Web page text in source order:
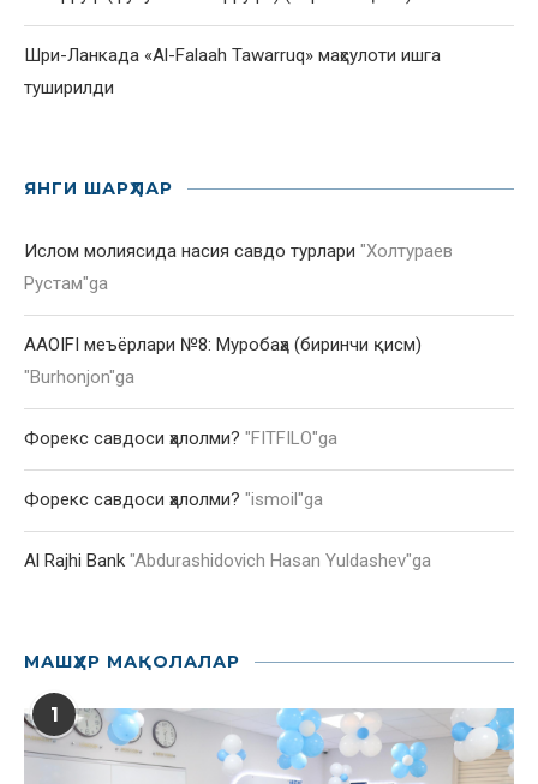
Шри-Ланкада «Al-Falaah Tawarruq» маҳсулоти ишга
туширилди
ЯНГИ ШАРҲЛАР
Ислом молиясида насия савдо турлари "Холтураев
Рустам"ga
AAOIFI меъёрлари №8: Муробаҳа (биринчи қисм)
"Burhonjon"ga
Форекс савдоси ҳалолми? "FITFILO"ga
Форекс савдоси ҳалолми? "ismoil"ga
Al Rajhi Bank "Abdurashidovich Hasan Yuldashev"ga
МАШҲУР МАҚОЛАЛАР
1